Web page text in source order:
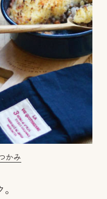
かみ